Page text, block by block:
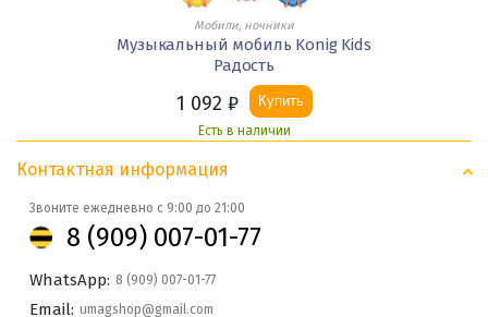
Мобили, ночники
Музыкальный мобиль Konig Kids
Радость
1 092 ₽ Купить
Есть в наличии
Контактная информация
Звоните ежедневно с 9:00 до 21:00
8 (909) 007-01-77
WhatsApp: 8 (909) 007-01-77
Email: umagshop@gmail.com